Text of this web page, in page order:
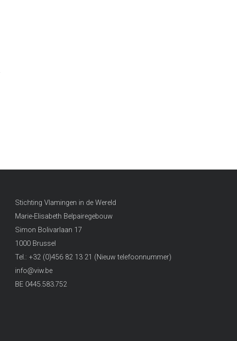
Stichting Vlamingen in de Wereld
Marie-Elisabeth Belpairegebouw
Simon Bolivarlaan 17
1000 Brussel
Tel.: +32 (0)456 82 13 21 (Nieuw telefoonnummer)
info@viw.be
BE 0445.583.752